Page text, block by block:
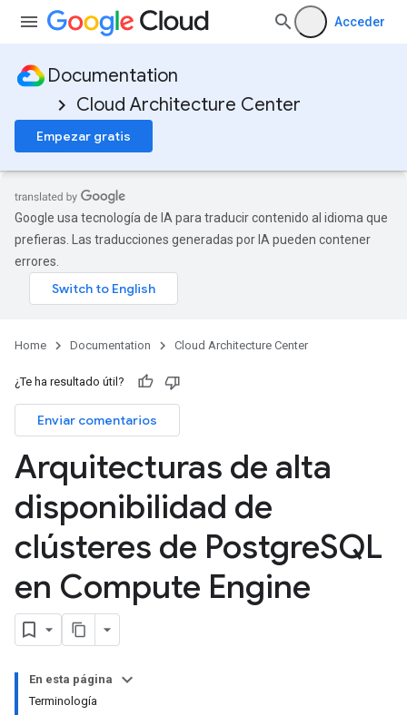
Acceder
Documentation
Cloud Architecture Center
Empezar gratis
Google usa tecnología de IA para traducir contenido al idioma que
prefieras. Las traducciones generadas por IA pueden contener
errores.
Home Documentation Cloud Architecture Center
¿Te ha resultado útil?
Enviar comentarios
Arquitecturas de alta
disponibilidad de
clústeres de PostgreSQL
en Compute Engine
En esta página
Terminología